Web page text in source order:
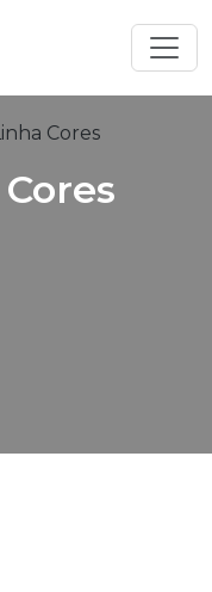
Cores